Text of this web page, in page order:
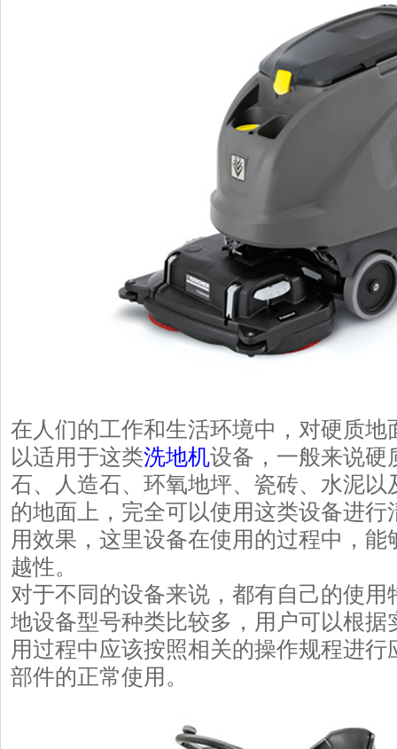
在人们的工作和生活环境中，对硬质地
以适用于这类洗地机设备，一般来说硬
石、人造石、环氧地坪、瓷砖、水泥以
的地面上，完全可以使用这类设备进
用效果，这里设备在使用的过程中，
越性。
对于不同的设备来说，都有自己的使
地设备型号种类比较多，用户可以根据
用过程中应该按照相关的操作规程进
部件的正常使用。